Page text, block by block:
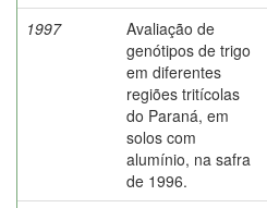
1997
Avaliação de
genótipos de trigo
em diferentes
regiões tritícolas
do Paraná, em
solos com
alumínio, na safra
de 1996.